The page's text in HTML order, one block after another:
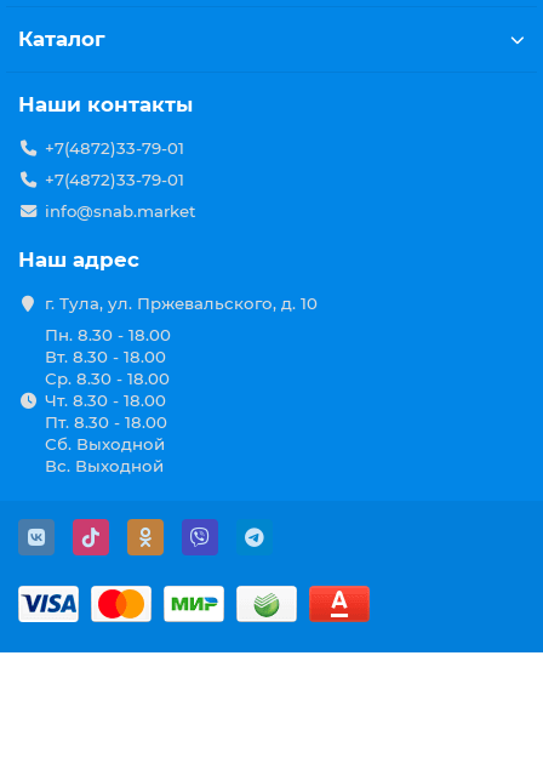
Каталог
Наши контакты
+7(4872)33-79-01
+7(4872)33-79-01
info@snab.market
Наш адрес
г. Тула, ул. Пржевальского, д. 10
Пн. 8.30 - 18.00
Вт. 8.30 - 18.00
Ср. 8.30 - 18.00
Чт. 8.30 - 18.00
Пт. 8.30 - 18.00
Сб. Выходной
Вс. Выходной